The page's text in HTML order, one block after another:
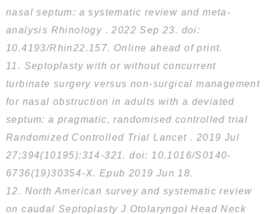
nasal septum: a systematic review and meta-
analysis Rhinology . 2022 Sep 23. doi:
10.4193/Rhin22.157. Online ahead of print.
11. Septoplasty with or without concurrent
turbinate surgery versus non-surgical management
for nasal obstruction in adults with a deviated
septum: a pragmatic, randomised controlled trial
Randomized Controlled Trial Lancet . 2019 Jul
27;394(10195):314-321. doi: 10.1016/S0140-
6736(19)30354-X. Epub 2019 Jun 18.
12. North American survey and systematic review
on caudal Septoplasty J Otolaryngol Head Neck